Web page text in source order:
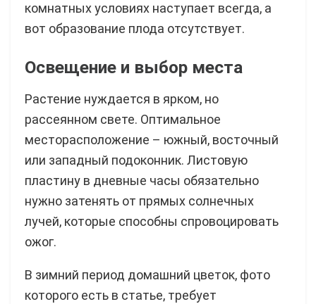
комнатных условиях наступает всегда, а
вот образование плода отсутствует.
Освещение и выбор места
Растение нуждается в ярком, но
рассеянном свете. Оптимальное
месторасположение – южный, восточный
или западный подоконник. Листовую
пластину в дневные часы обязательно
нужно затенять от прямых солнечных
лучей, которые способны спровоцировать
ожог.
В зимний период домашний цветок, фото
которого есть в статье, требует